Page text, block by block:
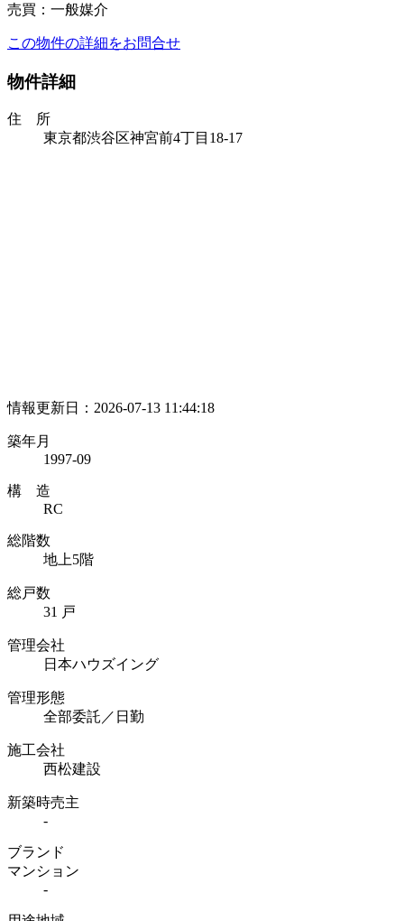
売買：一般媒介
この物件の詳細をお問合せ
物件詳細
住 所
東京都渋谷区神宮前4丁目18-17
情報更新日：2026-07-13 11:44:18
築年月
1997-09
構 造
RC
総階数
地上5階
総戸数
31 戸
管理会社
日本ハウズイング
管理形態
全部委託／日勤
施工会社
西松建設
新築時売主
-
ブランド
マンション
-